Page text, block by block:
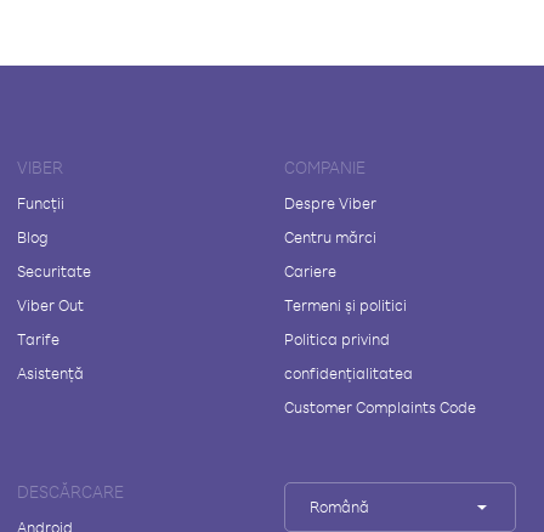
VIBER
Funcții
Blog
Securitate
Viber Out
Tarife
Asistență
COMPANIE
Despre Viber
Centru mărci
Cariere
Termeni și politici
Politica privind
confidențialitatea
Customer Complaints Code
DESCĂRCARE
Android
Română